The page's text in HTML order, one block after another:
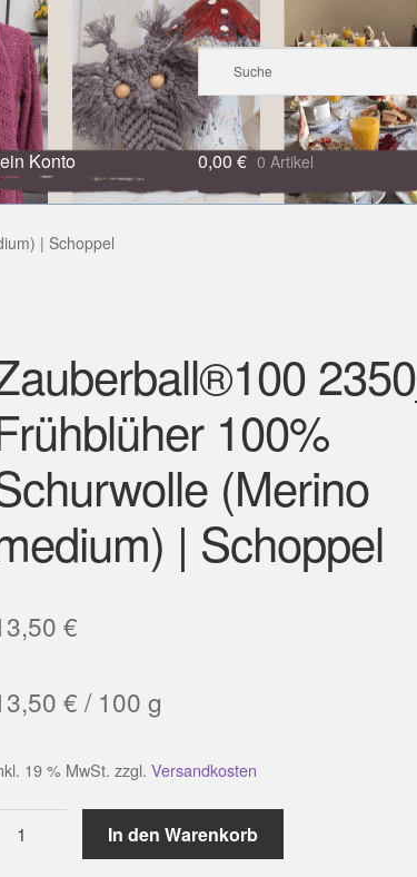
Konto 0,00 € 0 Artikel
| Schoppel
2350_
100%
(Merino
| Schoppel
€
€ / 100 g
19 % MwSt. zzgl. Versandkosten
Zauberball®100
2350_
In den Warenkorb